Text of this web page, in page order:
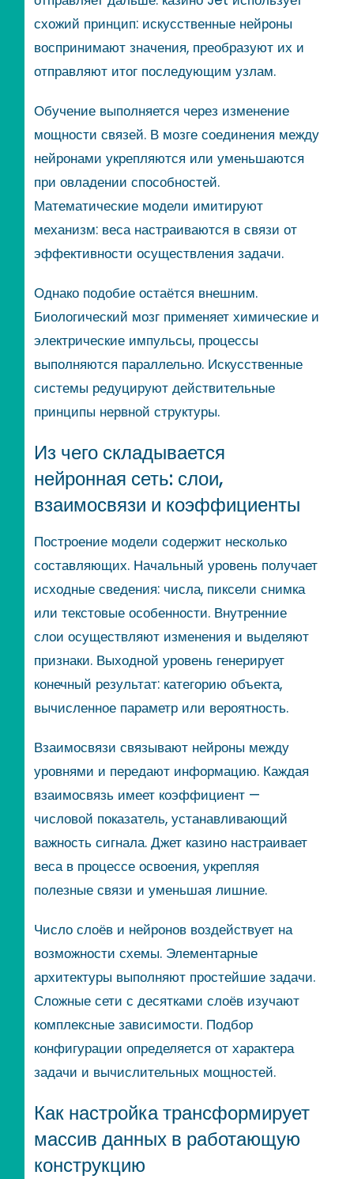
схожий принцип: искусственные нейроны
воспринимают значения, преобразуют их и
отправляют итог последующим узлам.
Обучение выполняется через изменение
мощности связей. В мозге соединения между
нейронами укрепляются или уменьшаются
при овладении способностей.
Математические модели имитируют
механизм: веса настраиваются в связи от
эффективности осуществления задачи.
Однако подобие остаётся внешним.
Биологический мозг применяет химические и
электрические импульсы, процессы
выполняются параллельно. Искусственные
системы редуцируют действительные
принципы нервной структуры.
Из чего складывается
нейронная сеть: слои,
взаимосвязи и коэффициенты
Построение модели содержит несколько
составляющих. Начальный уровень получает
исходные сведения: числа, пиксели снимка
или текстовые особенности. Внутренние
слои осуществляют изменения и выделяют
признаки. Выходной уровень генерирует
конечный результат: категорию объекта,
вычисленное параметр или вероятность.
Взаимосвязи связывают нейроны между
уровнями и передают информацию. Каждая
взаимосвязь имеет коэффициент —
числовой показатель, устанавливающий
важность сигнала. Джет казино настраивает
веса в процессе освоения, укрепляя
полезные связи и уменьшая лишние.
Число слоёв и нейронов воздействует на
возможности схемы. Элементарные
архитектуры выполняют простейшие задачи.
Сложные сети с десятками слоёв изучают
комплексные зависимости. Подбор
конфигурации определяется от характера
задачи и вычислительных мощностей.
Как настройка трансформирует
массив данных в работающую
конструкцию